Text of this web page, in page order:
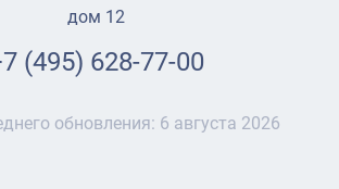
дом 12
(495) 628-77-00
обновления: 6 августа 2026